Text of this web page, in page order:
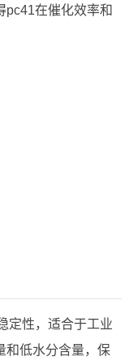
pc41在催化效率和
定性，适合于工业
和低水分含量，保